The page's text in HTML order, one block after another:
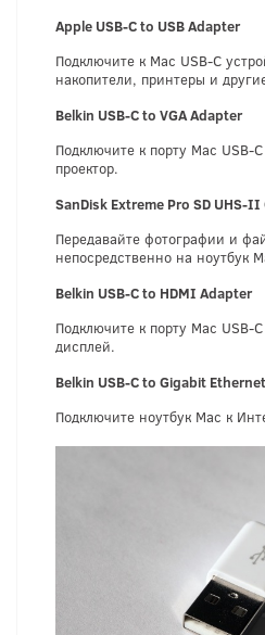
Apple USB-C to USB Adapter
Подключите к Mac USB-C
накопители, принтеры и
Belkin USB-C to VGA Adapter
Подключите к порту Mac USB-
проектор.
SanDisk Extreme Pro SD UHS-II
Передавайте фотографии и
непосредственно на ноутбук
Belkin USB-C to HDMI Adapter
Подключите к порту Mac USB-
дисплей.
Belkin USB-C to Gigabit
Подключите ноутбук Mac к